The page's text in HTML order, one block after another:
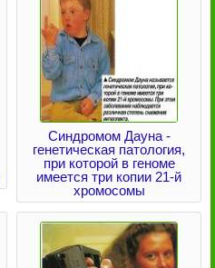
Синдромом Дауна -
генетическая патология,
при которой в геноме
имеется три копии 21-й
хромосомы